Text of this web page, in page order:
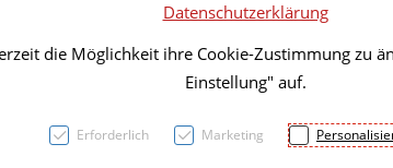
Datenschutzerklärung
die Möglichkeit ihre Cookie-Zustimmung zu
Einstellung" auf.
Erforderlich Marketing